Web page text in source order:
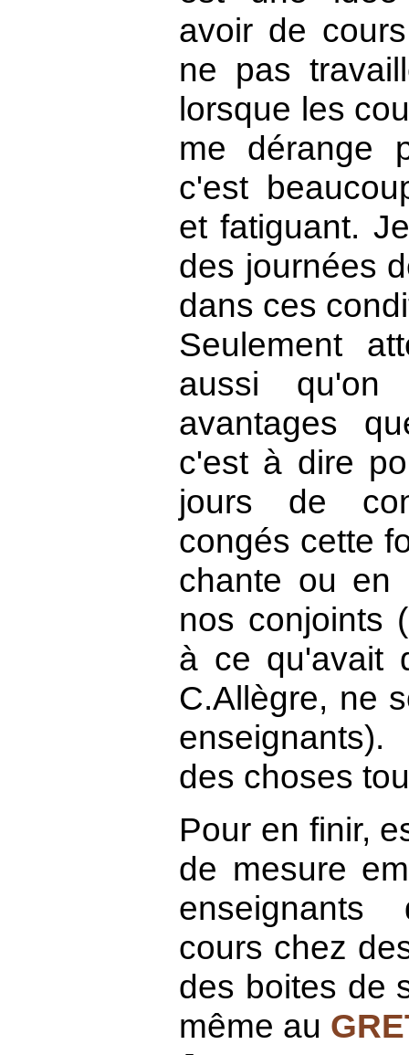
avoir de
ne pas
lorsque les
me dérange
c'est
et fatiguant.
des journées
dans ces
Seulement
aussi
avantages
c'est à dire
jours de
congés cette
chante ou en
nos conjoints
à ce qu'avait
C.Allègre, ne
des choses
Pour en finir,
de mesure
cours chez
des boites de
même au